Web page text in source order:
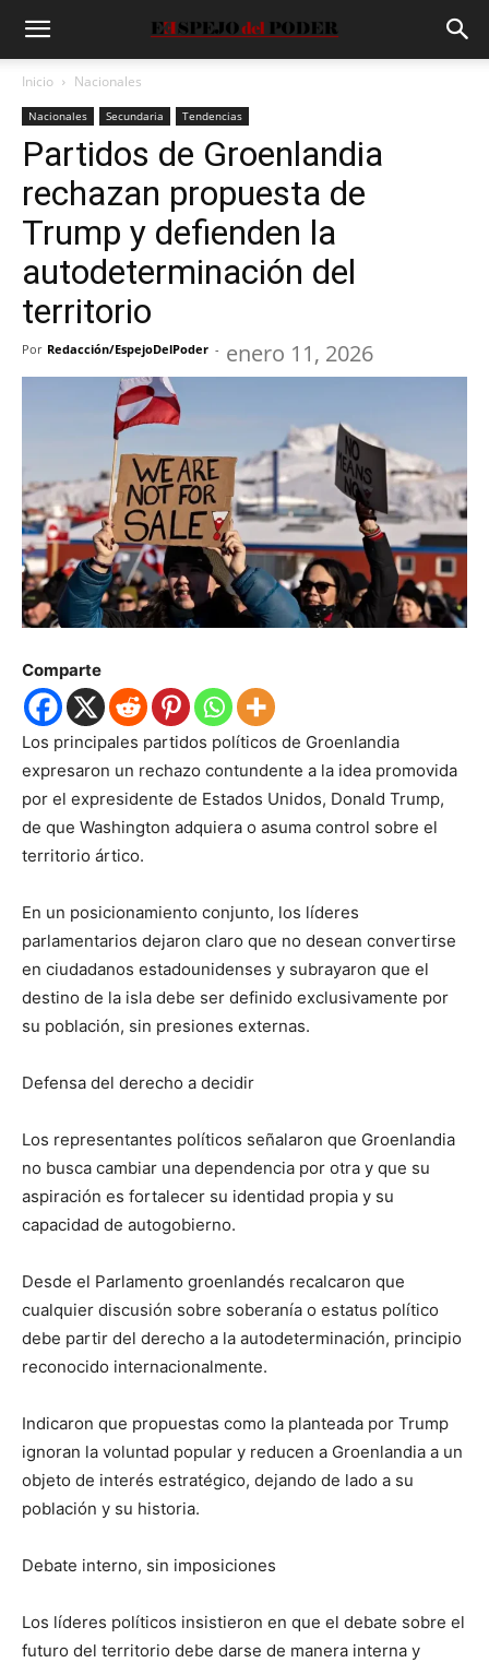
Inicio Nacionales
Nacionales Secundaria Tendencias
Partidos de Groenlandia
rechazan propuesta de
Trump y defienden la
autodeterminación del
territorio
Por Redacción/EspejoDelPoder - enero 11, 2026
Comparte
Los principales partidos políticos de Groenlandia
expresaron un rechazo contundente a la idea promovida
por el expresidente de Estados Unidos, Donald Trump,
de que Washington adquiera o asuma control sobre el
territorio ártico.
En un posicionamiento conjunto, los líderes
parlamentarios dejaron claro que no desean convertirse
en ciudadanos estadounidenses y subrayaron que el
destino de la isla debe ser definido exclusivamente por
su población, sin presiones externas.
Defensa del derecho a decidir
Los representantes políticos señalaron que Groenlandia
no busca cambiar una dependencia por otra y que su
aspiración es fortalecer su identidad propia y su
capacidad de autogobierno.
Desde el Parlamento groenlandés recalcaron que
cualquier discusión sobre soberanía o estatus político
debe partir del derecho a la autodeterminación, principio
reconocido internacionalmente.
Indicaron que propuestas como la planteada por Trump
ignoran la voluntad popular y reducen a Groenlandia a un
objeto de interés estratégico, dejando de lado a su
población y su historia.
Debate interno, sin imposiciones
Los líderes políticos insistieron en que el debate sobre el
futuro del territorio debe darse de manera interna y